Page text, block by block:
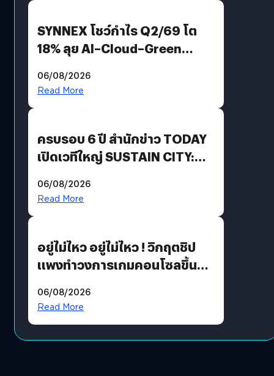
SYNNEX โชว์กำไร Q2/69 โต
18% ลุย AI–Cloud–Green
Revenue เร่งเครื่อง New
06/08/2026
Read More
ครบรอบ 6 ปี สำนักข่าว TODAY
เปิดเวทีใหญ่ SUSTAIN CITY:
แนวทางปรับตัวสู่เศรษฐกิจสี
06/08/2026
Read More
อยู่ไม่ไหว อยู่ไม่ไหว ! วิกฤตชิป
แพงทำวงการเกมคอนโซลขึ้น
?
06/08/2026
Read More